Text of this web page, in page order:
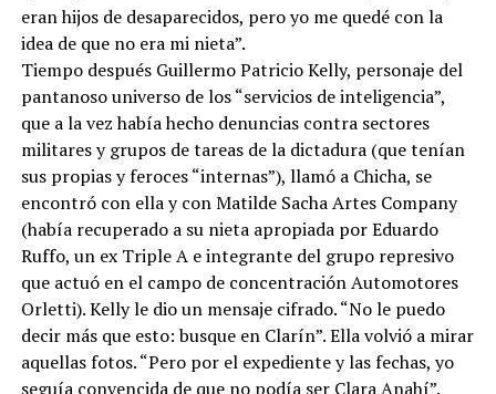
eran hijos de desaparecidos, pero yo me quedé con la
idea de que no era mi nieta”.
Tiempo después Guillermo Patricio Kelly, personaje del
pantanoso universo de los “servicios de inteligencia”,
que a la vez había hecho denuncias contra sectores
militares y grupos de tareas de la dictadura (que tenían
sus propias y feroces “internas”), llamó a Chicha, se
encontró con ella y con Matilde Sacha Artes Company
(había recuperado a su nieta apropiada por Eduardo
Ruffo, un ex Triple A e integrante del grupo represivo
que actuó en el campo de concentración Automotores
Orletti). Kelly le dio un mensaje cifrado. “No le puedo
decir más que esto: busque en Clarín”. Ella volvió a mirar
aquellas fotos. “Pero por el expediente y las fechas, yo
seguía convencida de que no podía ser Clara Anahí”.